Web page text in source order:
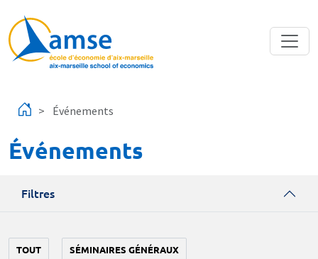
Événements
Événements
Filtres
TOUT SÉMINAIRES GÉNÉRAUX